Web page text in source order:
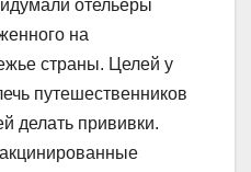
отельеры
на
страны. Целей у
путешественников
делать прививки.